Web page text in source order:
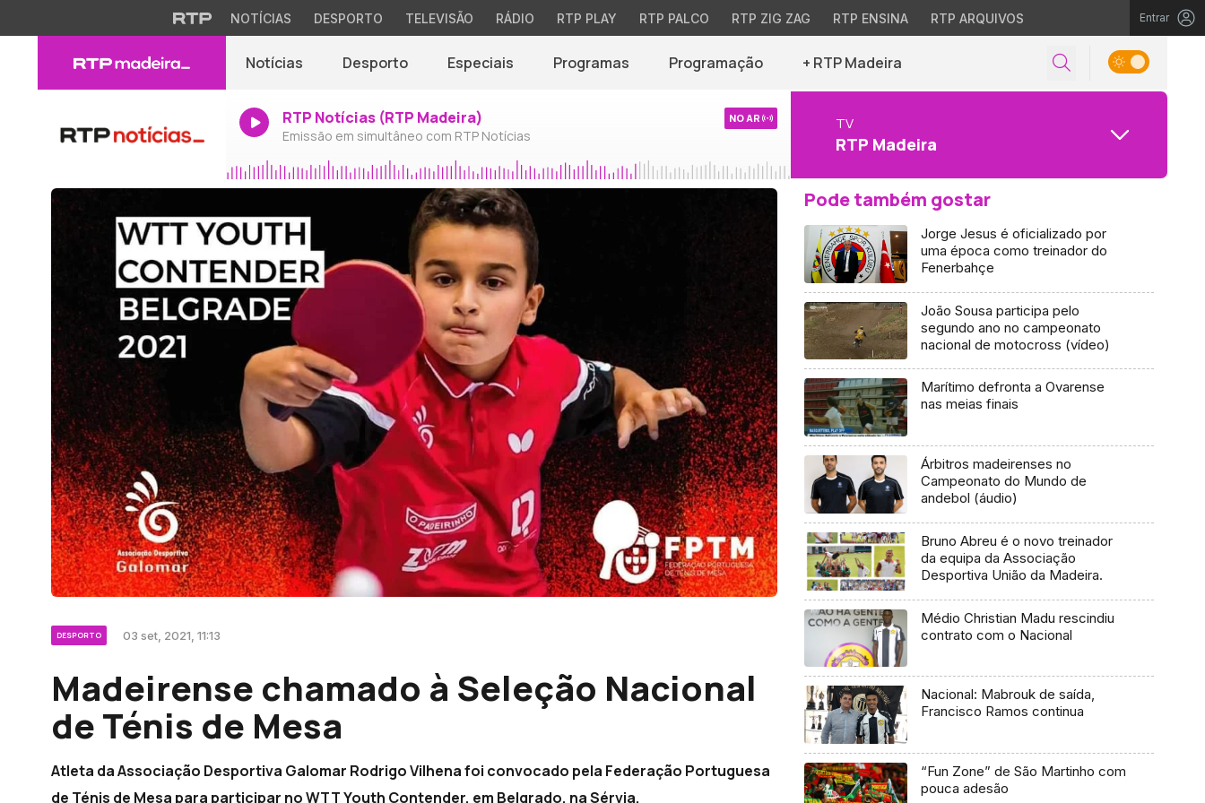
NOTÍCIAS DESPORTO TELEVISÃO RÁDIO RTP PLAY RTP PALCO RTP ZIG ZAG RTP ENSINA RTP ARQUIVOS Entrar
Notícias Desporto Especiais Programas Programação + RTP Madeira
RTP Notícias (RTP Madeira)
Emissão em simultâneo com RTP Notícias
NO AR TV
RTP Madeira
DESPORTO 03 set, 2021, 11:13
Madeirense chamado à Seleção Nacional
de Ténis de Mesa
Atleta da Associação Desportiva Galomar Rodrigo Vilhena foi convocado pela Federação Portuguesa
de Ténis de Mesa para participar no WTT Youth Contender, em Belgrado, na Sérvia.
Pode também gostar
Jorge Jesus é oficializado por
uma época como treinador do
Fenerbahçe
João Sousa participa pelo
segundo ano no campeonato
nacional de motocross (vídeo)
Marítimo defronta a Ovarense
nas meias finais
Árbitros madeirenses no
Campeonato do Mundo de
andebol (áudio)
Bruno Abreu é o novo treinador
da equipa da Associação
Desportiva União da Madeira.
Médio Christian Madu rescindiu
contrato com o Nacional
Nacional: Mabrouk de saída,
Francisco Ramos continua
“Fun Zone” de São Martinho com
pouca adesão